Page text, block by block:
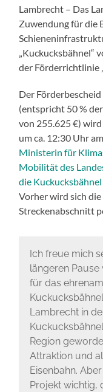
Lambrecht – Das
Zuwendung für die
„Kuckucksbähnel“
der Förderrichtlinie
Der
(entspricht 50 %
von 255.625 €)
um ca. 12:30 Uhr
Ministerin für
Mobilität des
die
Vorher wird sich
Streckenabschnitt
Ich freue mich
längeren
für das
Lambrecht in
Region
Attraktion und
Eisenbahn.
Projekt wichtig,